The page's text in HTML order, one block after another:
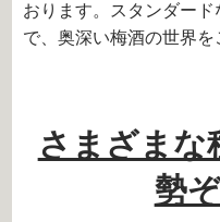
おります。スタンダー
で、奥深い梅酒の世界を
さまざまな
勢